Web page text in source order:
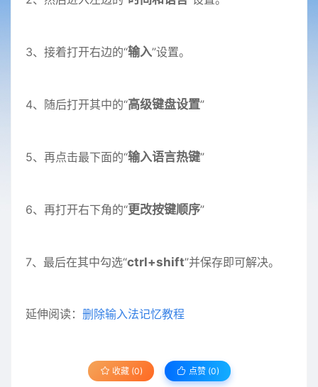
3、接着打开右边的“输入”设置。
4、随后打开其中的“高级键盘设置”
5、再点击最下面的“输入语言热键”
6、再打开右下角的“更改按键顺序”
7、最后在其中勾选“ctrl+shift”并保存即可解决。
延伸阅读： 删除输入法记忆教程
收藏 (0) 点赞 (0)